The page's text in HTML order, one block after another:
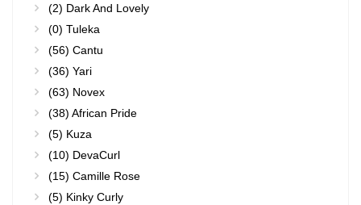
(2) Dark And Lovely
(0) Tuleka
(56) Cantu
(36) Yari
(63) Novex
(38) African Pride
(5) Kuza
(10) DevaCurl
(15) Camille Rose
(5) Kinky Curly